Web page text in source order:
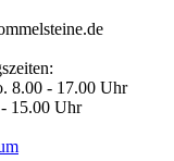
8.00 - 17.00 Uhr
15.00 Uhr